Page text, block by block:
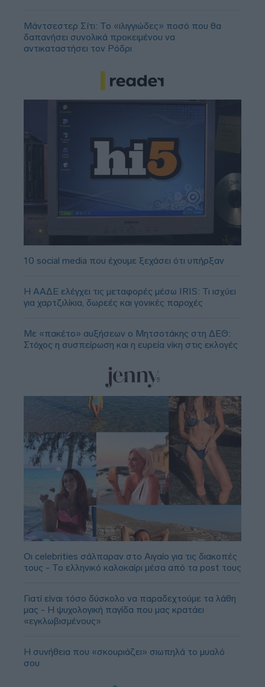
Μάντσεστερ Σίτι: Το «ιλιγγιώδες» ποσό που θα
δαπανήσει συνολικά προκειμένου να
αντικαταστήσει τον Ρόδρι
10 social media που έχουμε ξεχάσει ότι υπήρξαν
Η ΑΑΔΕ ελέγχει τις μεταφορές μέσω IRIS: Τι ισχύει
για χαρτζιλίκια, δωρεές και γονικές παροχές
Με «πακέτο» αυξήσεων ο Μητσοτάκης στη ΔΕΘ:
Στόχος η συσπείρωση και η ευρεία νίκη στις εκλογές
Οι celebrities σάλπαραν στο Αιγαίο για τις διακοπές
τους - Το ελληνικό καλοκαίρι μέσα από τα post τους
Γιατί είναι τόσο δύσκολο να παραδεχτούμε τα λάθη
μας - Η ψυχολογική παγίδα που μας κρατάει
«εγκλωβισμένους»
Η συνήθεια που «σκουριάζει» σιωπηλά το μυαλό
σου